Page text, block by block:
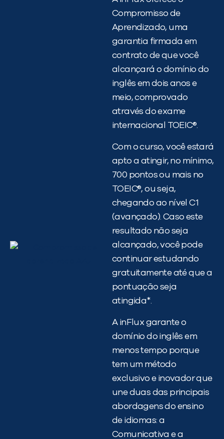
Compromisso de
Aprendizado, uma
garantia firmada em
contrato de que você
alcançará o domínio do
inglês em dois anos e
meio, comprovado
através do exame
internacional TOEIC®.
Com o curso, você estará
apto a atingir, no mínimo,
700 pontos ou mais no
TOEIC®, ou seja,
chegando ao nível C1
(avançado). Caso este
resultado não seja
alcançado, você pode
continuar estudando
gratuitamente até que a
pontuação seja
atingida*.
A inFlux garante o
domínio do inglês em
menos tempo porque
tem um método
exclusivo e inovador que
une duas das principais
abordagens do ensino
de idiomas: a
Comunicativa e a